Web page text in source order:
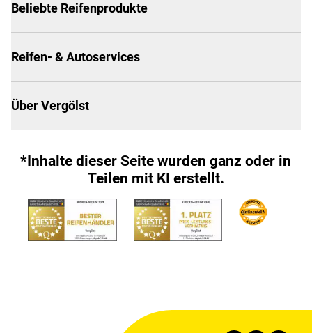
Beliebte Reifenprodukte
Reifen- & Autoservices
Über Vergölst
*Inhalte dieser Seite wurden ganz oder in
Teilen mit KI erstellt.